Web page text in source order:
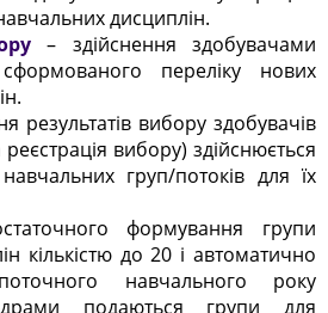
дисциплін.
– здійснення здобувачами
переліку нових
результатів вибору здобувачів
вибору) здійснюється
груп/потоків для їх
формування групи
кількістю до 20 і автоматично
навчального року
подаються групи для